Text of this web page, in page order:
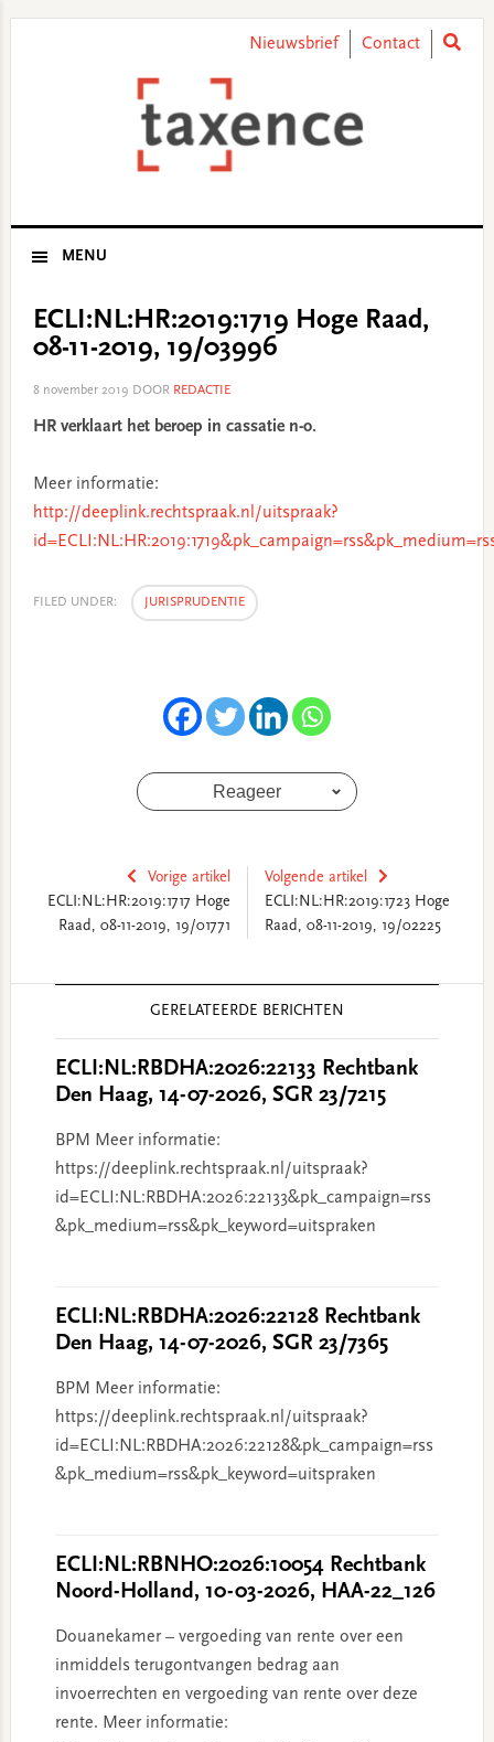
Nieuwsbrief Contact
MENU
ECLI:NL:HR:2019:1719 Hoge Raad,
08-11-2019, 19/03996
8 november 2019 DOOR REDACTIE
HR verklaart het beroep in cassatie n-o.
Meer informatie:
http://deeplink.rechtspraak.nl/uitspraak?
FILED UNDER: JURISPRUDENTIE
Reageer
Vorige artikel
ECLI:NL:HR:2019:1717 Hoge
Raad, 08-11-2019, 19/01771
Volgende artikel
ECLI:NL:HR:2019:1723 Hoge
Raad, 08-11-2019, 19/02225
GERELATEERDE BERICHTEN
ECLI:NL:RBDHA:2026:22133 Rechtbank
Den Haag, 14-07-2026, SGR 23/7215
BPM Meer informatie:
https://deeplink.rechtspraak.nl/uitspraak?
id=ECLI:NL:RBDHA:2026:22133&pk_campaign=rss
&pk_medium=rss&pk_keyword=uitspraken
ECLI:NL:RBDHA:2026:22128 Rechtbank
Den Haag, 14-07-2026, SGR 23/7365
BPM Meer informatie:
https://deeplink.rechtspraak.nl/uitspraak?
id=ECLI:NL:RBDHA:2026:22128&pk_campaign=rss
&pk_medium=rss&pk_keyword=uitspraken
ECLI:NL:RBNHO:2026:10054 Rechtbank
Noord-Holland, 10-03-2026, HAA-22_126
Douanekamer – vergoeding van rente over een
inmiddels terugontvangen bedrag aan
invoerrechten en vergoeding van rente over deze
rente. Meer informatie: